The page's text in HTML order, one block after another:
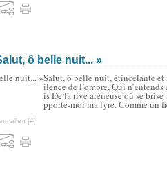
ô belle nuit... »
Salut, ô belle nuit, étincelante et
ilence de l’ombre, Qui
is De la rive aréneuse où se
pporte-moi ma lyre. Comme un
[#]